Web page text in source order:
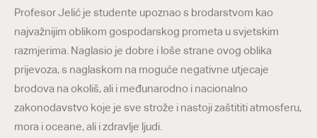
Profesor Jelić je studente upoznao s brodarstvom kao
najvažnijim oblikom gospodarskog prometa u svjetskim
razmjerima. Naglasio je dobre i loše strane ovog oblika
prijevoza, s naglaskom na moguće negativne utjecaje
brodova na okoliš, ali i međunarodno i nacionalno
zakonodavstvo koje je sve strože i nastoji zaštititi atmosferu,
mora i oceane, ali i zdravlje ljudi.